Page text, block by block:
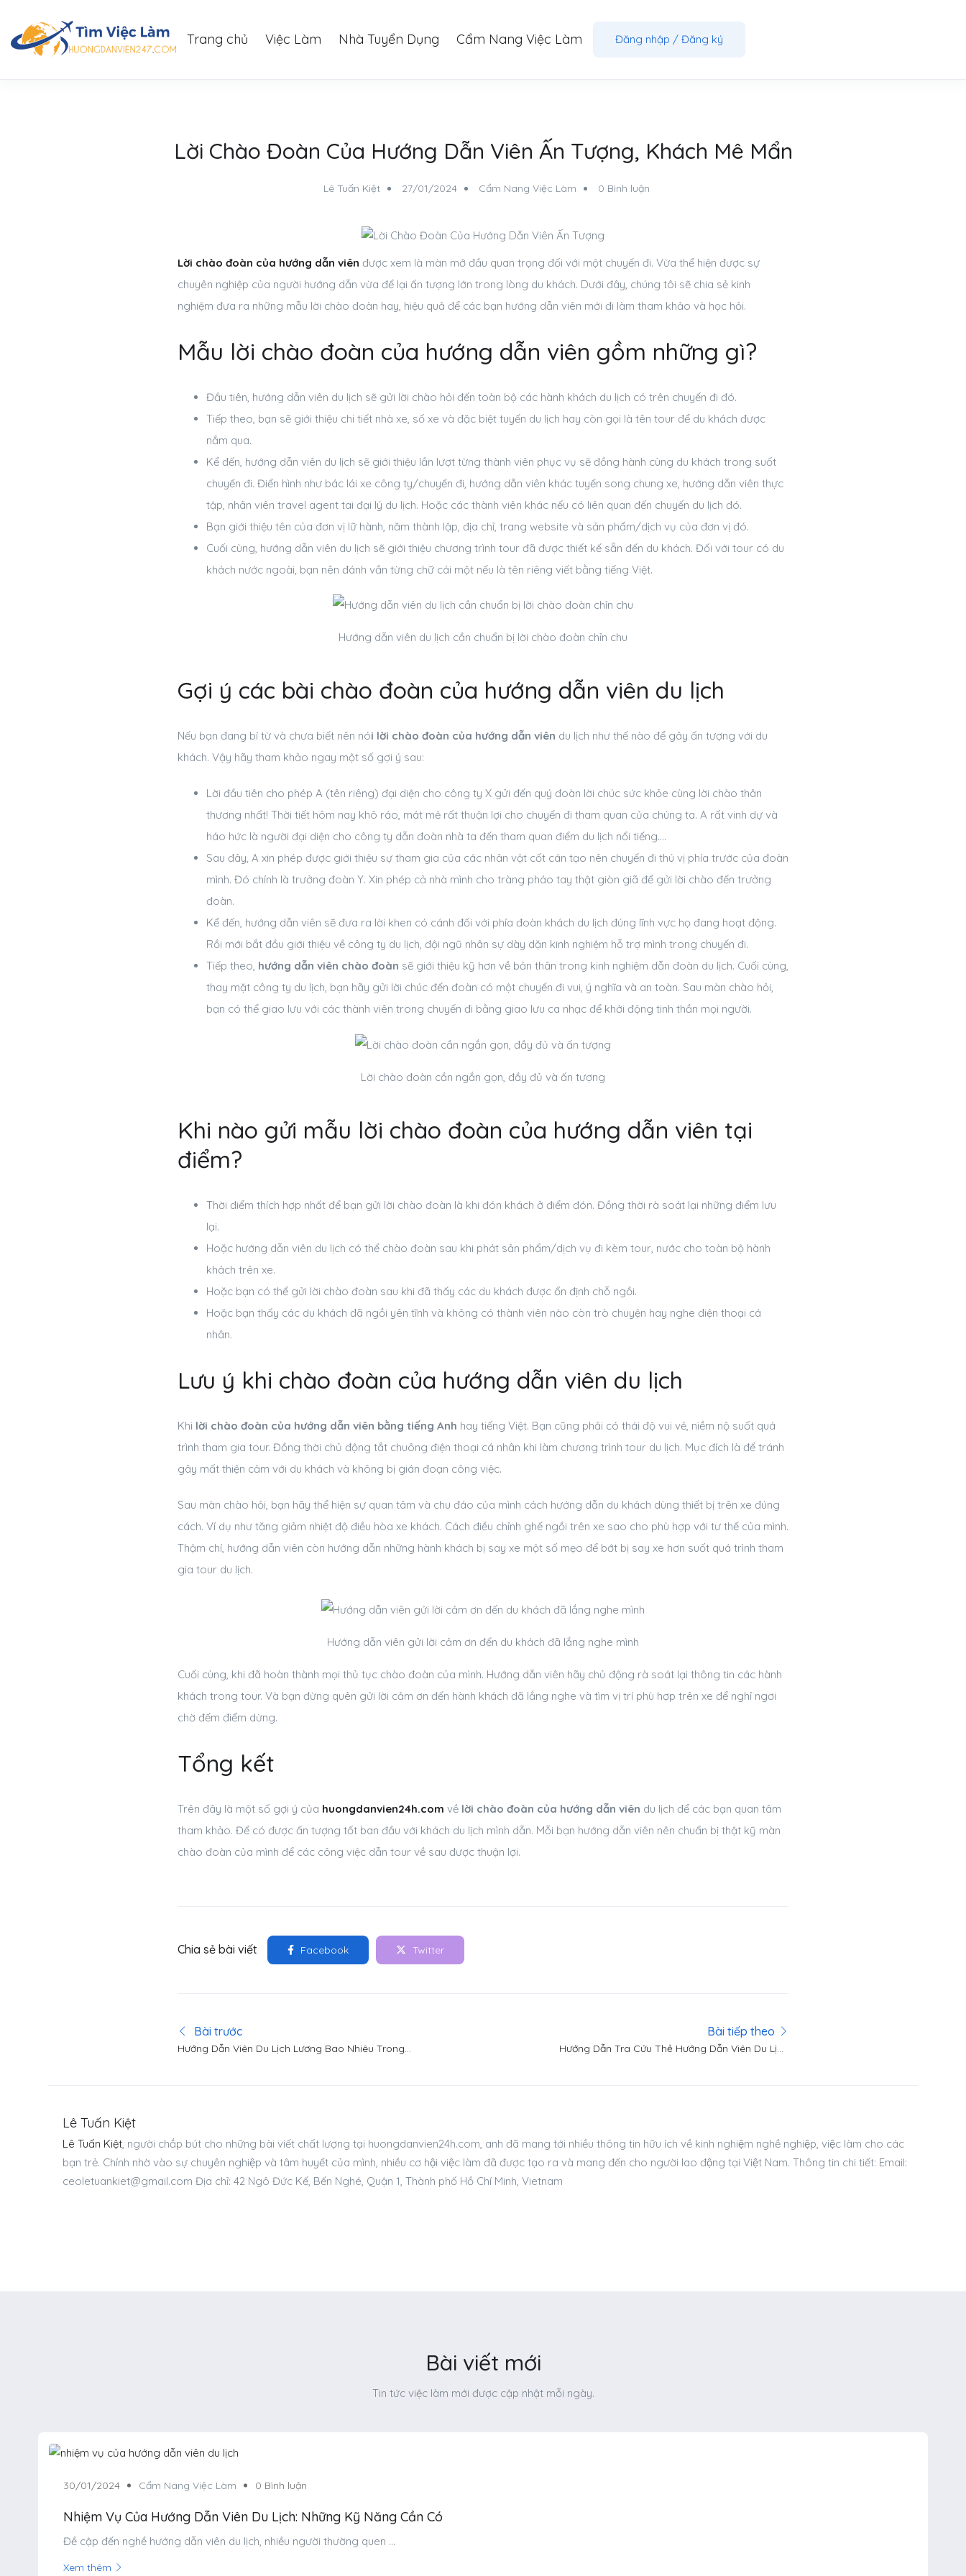
Trang chủ Việc Làm Nhà Tuyển Dụng Cẩm Nang Việc Làm Đăng nhập / Đăng ký
Lời Chào Đoàn Của Hướng Dẫn Viên Ấn Tượng, Khách Mê Mẩn
Lê Tuấn Kiệt 27/01/2024 Cẩm Nang Việc Làm 0 Bình luận
Lời chào đoàn của hướng dẫn viên được xem là màn mở đầu quan trọng đối với một chuyến đi. Vừa thể hiện được sự
chuyên nghiệp của người hướng dẫn vừa để lại ấn tượng lớn trong lòng du khách. Dưới đây, chúng tôi sẽ chia sẻ kinh
nghiệm đưa ra những mẫu lời chào đoàn hay, hiệu quả để các bạn hướng dẫn viên mới đi làm tham khảo và học hỏi.
Mẫu lời chào đoàn của hướng dẫn viên gồm những gì?
Đầu tiên, hướng dẫn viên du lịch sẽ gửi lời chào hỏi đến toàn bộ các hành khách du lịch có trên chuyến đi đó.
Tiếp theo, bạn sẽ giới thiệu chi tiết nhà xe, số xe và đặc biệt tuyến du lịch hay còn gọi là tên tour để du khách được
nắm qua.
Kể đến, hướng dẫn viên du lịch sẽ giới thiệu lần lượt từng thành viên phục vụ sẽ đồng hành cùng du khách trong suốt
chuyến đi. Điển hình như bác lái xe công ty/chuyến đi, hướng dẫn viên khác tuyến song chung xe, hướng dẫn viên thực
tập, nhân viên travel agent tai đại lý du lịch. Hoặc các thành viên khác nếu có liên quan đến chuyến du lịch đó.
Bạn giới thiệu tên của đơn vị lữ hành, năm thành lập, địa chỉ, trang website và sản phẩm/dịch vụ của đơn vị đó.
Cuối cùng, hướng dẫn viên du lịch sẽ giới thiệu chương trình tour đã được thiết kế sẵn đến du khách. Đối với tour có du
khách nước ngoài, bạn nên đánh vần từng chữ cái một nếu là tên riêng viết bằng tiếng Việt.
Hướng dẫn viên du lịch cần chuẩn bị lời chào đoàn chỉn chu
Gợi ý các bài chào đoàn của hướng dẫn viên du lịch
Nếu bạn đang bí từ và chưa biết nên nói lời chào đoàn của hướng dẫn viên du lịch như thế nào để gây ấn tượng với du
khách. Vậy hãy tham khảo ngay một số gợi ý sau:
Lời đầu tiên cho phép A (tên riêng) đại diện cho công ty X gửi đến quý đoàn lời chúc sức khỏe cùng lời chào thân
thương nhất! Thời tiết hôm nay khô ráo, mát mẻ rất thuận lợi cho chuyến đi tham quan của chúng ta. A rất vinh dự và
háo hức là người đại diện cho công ty dẫn đoàn nhà ta đến tham quan điểm du lịch nổi tiếng….
Sau đây, A xin phép được giới thiệu sự tham gia của các nhân vật cốt cán tạo nên chuyến đi thú vị phía trước của đoàn
mình. Đó chính là trưởng đoàn Y. Xin phép cả nhà mình cho tràng pháo tay thật giòn giã để gửi lời chào đến trưởng
đoàn.
Kể đến, hướng dẫn viên sẽ đưa ra lời khen có cánh đối với phía đoàn khách du lịch đúng lĩnh vực họ đang hoạt động.
Rồi mới bắt đầu giới thiệu về công ty du lịch, đội ngũ nhân sự dày dặn kinh nghiệm hỗ trợ mình trong chuyến đi.
Tiếp theo, hướng dẫn viên chào đoàn sẽ giới thiệu kỹ hơn về bản thân trong kinh nghiệm dẫn đoàn du lịch. Cuối cùng,
thay mặt công ty du lịch, bạn hãy gửi lời chúc đến đoàn có một chuyến đi vui, ý nghĩa và an toàn. Sau màn chào hỏi,
bạn có thể giao lưu với các thành viên trong chuyến đi bằng giao lưu ca nhạc để khởi động tinh thần mọi người.
Lời chào đoàn cần ngắn gọn, đầy đủ và ấn tượng
Khi nào gửi mẫu lời chào đoàn của hướng dẫn viên tại
điểm?
Thời điểm thích hợp nhất để bạn gửi lời chào đoàn là khi đón khách ở điểm đón. Đồng thời rà soát lại những điểm lưu
lại.
Hoặc hướng dẫn viên du lịch có thể chào đoàn sau khi phát sản phẩm/dịch vụ đi kèm tour, nước cho toàn bộ hành
khách trên xe.
Hoặc bạn có thể gửi lời chào đoàn sau khi đã thấy các du khách được ổn định chỗ ngồi.
Hoặc bạn thấy các du khách đã ngồi yên tĩnh và không có thành viên nào còn trò chuyện hay nghe điện thoại cá
nhân.
Lưu ý khi chào đoàn của hướng dẫn viên du lịch
Khi lời chào đoàn của hướng dẫn viên bằng tiếng Anh hay tiếng Việt. Bạn cũng phải có thái độ vui vẻ, niềm nộ suốt quá
trình tham gia tour. Đồng thời chủ động tắt chuông điện thoại cá nhân khi làm chương trình tour du lịch. Mục đích là để tránh
gây mất thiện cảm với du khách và không bị gián đoạn công việc.
Sau màn chào hỏi, bạn hãy thể hiện sự quan tâm và chu đáo của mình cách hướng dẫn du khách dùng thiết bị trên xe đúng
cách. Ví dụ như tăng giảm nhiệt độ điều hòa xe khách. Cách điều chỉnh ghế ngồi trên xe sao cho phù hợp với tư thế của mình.
Thậm chí, hướng dẫn viên còn hướng dẫn những hành khách bị say xe một số mẹo để bớt bị say xe hơn suốt quá trình tham
gia tour du lịch.
Hướng dẫn viên gửi lời cảm ơn đến du khách đã lắng nghe mình
Cuối cùng, khi đã hoàn thành mọi thủ tục chào đoàn của mình. Hướng dẫn viên hãy chủ động rà soát lại thông tin các hành
khách trong tour. Và bạn đừng quên gửi lời cảm ơn đến hành khách đã lắng nghe và tìm vị trí phù hợp trên xe để nghỉ ngơi
chờ đếm điểm dừng.
Tổng kết
Trên đây là một số gợi ý của huongdanvien24h.com về lời chào đoàn của hướng dẫn viên du lịch để các bạn quan tâm
tham khảo. Để có được ấn tượng tốt ban đầu với khách du lịch mình dẫn. Mỗi bạn hướng dẫn viên nên chuẩn bị thật kỹ màn
chào đoàn của mình để các công việc dẫn tour về sau được thuận lợi.
Chia sẻ bài viết Facebook Twitter
Bài trước
Hướng Dẫn Viên Du Lịch Lương Bao Nhiêu Trong
Bài tiếp theo
Hướng Dẫn Tra Cứu Thẻ Hướng Dẫn Viên Du Lịch
Lê Tuấn Kiệt
Lê Tuấn Kiệt, người chắp bút cho những bài viết chất lượng tại huongdanvien24h.com, anh đã mang tới nhiều thông tin hữu ích về kinh nghiệm nghề nghiệp, việc làm cho các
bạn trẻ. Chính nhờ vào sự chuyên nghiệp và tâm huyết của mình, nhiều cơ hội việc làm đã được tạo ra và mang đến cho người lao động tại Việt Nam. Thông tin chi tiết: Email:
ceoletuankiet@gmail.com Địa chỉ: 42 Ngô Đức Kế, Bến Nghé, Quận 1, Thành phố Hồ Chí Minh, Vietnam
Bài viết mới
Tin tức việc làm mới được cập nhật mỗi ngày.
30/01/2024 Cẩm Nang Việc Làm 0 Bình luận
Nhiệm Vụ Của Hướng Dẫn Viên Du Lịch: Những Kỹ Năng Cần Có
Đề cập đến nghề hướng dẫn viên du lịch, nhiều người thường quen ...
Xem thêm